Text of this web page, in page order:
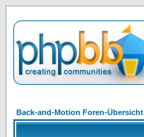
Back-and-Motion Foren-Übersicht